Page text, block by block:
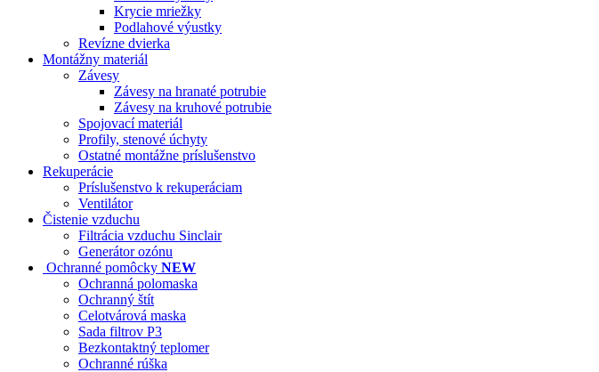
Krycie mriežky
Podlahové výustky
Revízne dvierka
Montážny materiál
Závesy
Závesy na hranaté potrubie
Závesy na kruhové potrubie
Spojovací materiál
Profily, stenové úchyty
Ostatné montážne príslušenstvo
Rekuperácie
Príslušenstvo k rekuperáciam
Ventilátor
Čistenie vzduchu
Filtrácia vzduchu Sinclair
Generátor ozónu
Ochranné pomôcky NEW
Ochranná polomaska
Ochranný štít
Celotvárová maska
Sada filtrov P3
Bezkontaktný teplomer
Ochranné rúška